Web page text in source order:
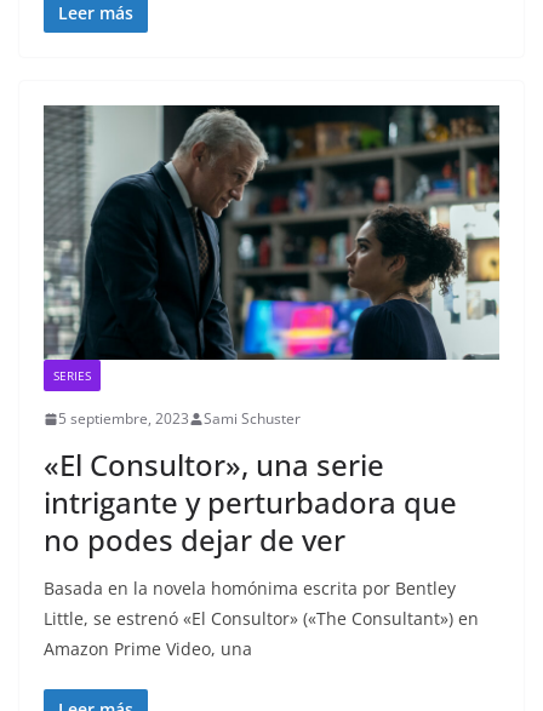
Leer más
SERIES
5 septiembre, 2023 Sami Schuster
«El Consultor», una serie
intrigante y perturbadora que
no podes dejar de ver
Basada en la novela homónima escrita por Bentley
Little, se estrenó «El Consultor» («The Consultant») en
Amazon Prime Video, una